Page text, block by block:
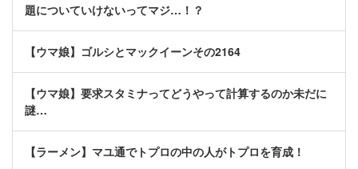
題についていけないってマジ…！？
【ウマ娘】ゴルシとマックイーンその2164
【ウマ娘】要求スタミナってどうやって計算するのか未だに
謎…
【ラーメン】マユ通でトプロの中の人がトプロを育成！